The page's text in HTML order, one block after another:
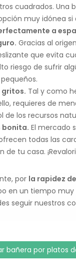
cuadrados. Una
muy idónea
a
Gracias al
que evita
riesgo de sufrir
gritos. Tal y como
requieres de
de los recursos
bonita. El mercado
todas las
de tu casa.
por la rapidez
en un tiempo
seguir nuestros
bañera por platos